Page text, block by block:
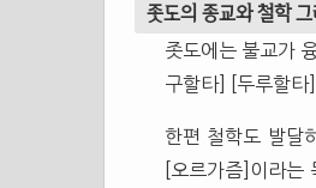
좃도의 종교와 철학
좃도에는 불교가
구할타] [두루할타
한편 철학도 발달
[오르가즘]이라